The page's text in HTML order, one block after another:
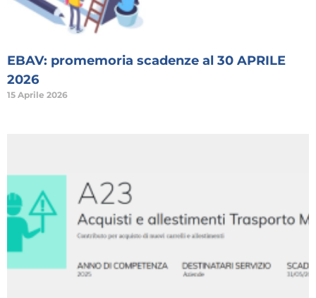
EBAV: promemoria scadenze al 30 APRILE
2026
15 Aprile 2026